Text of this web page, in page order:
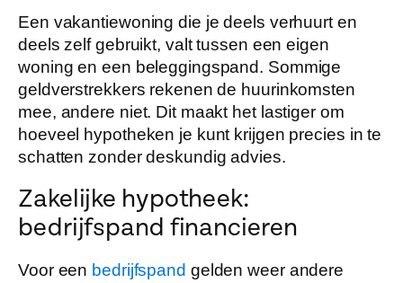
Een vakantiewoning die je deels verhuurt en
deels zelf gebruikt, valt tussen een eigen
woning en een beleggingspand. Sommige
geldverstrekkers rekenen de huurinkomsten
mee, andere niet. Dit maakt het lastiger om
hoeveel hypotheken je kunt krijgen precies in te
schatten zonder deskundig advies.
Zakelijke hypotheek:
bedrijfspand financieren
Voor een bedrijfspand gelden weer andere